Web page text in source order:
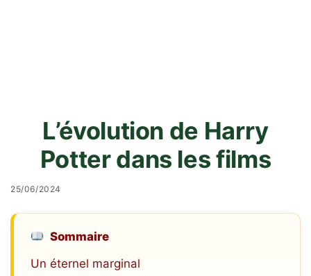
L’évolution de Harry
Potter dans les films
25/06/2024
Sommaire
Un éternel marginal